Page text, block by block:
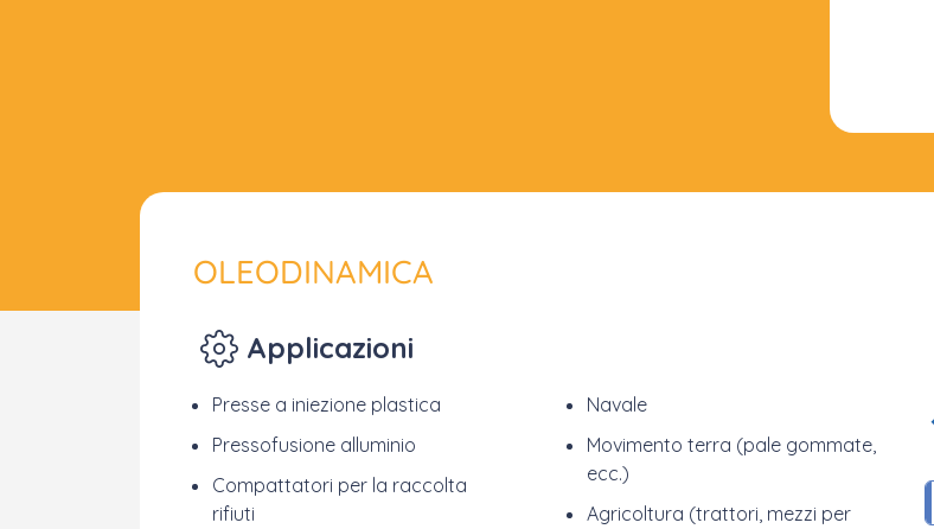
OLEODINAMICA
Applicazioni
Presse a iniezione plastica
Pressofusione alluminio
Compattatori per la raccolta
rifiuti
Navale
Movimento terra (pale gommate,
ecc.)
Agricoltura (trattori, mezzi per